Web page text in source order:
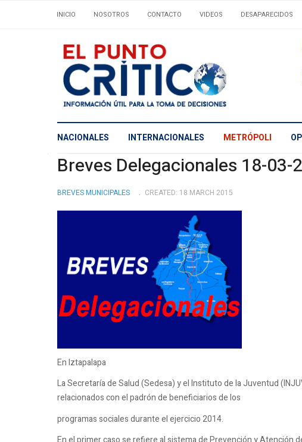
INICIO NOSOTROS CONTACTO VIDEOS DESAPARECIDOS
NACIONALES INTERNACIONALES METRÓPOLI
Breves Delegacionales 18-03-
BREVES MUNICIPALES CREATED: 18 MARCH 2015
En Iztapalapa
La Secretaría de Salud (Sedesa) y el Instituto de la Juventud
relacionados con el padrón de beneficiarios de los
programas sociales durante el ejercicio 2014.